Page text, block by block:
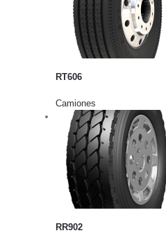
RT606
Camiones
RR902